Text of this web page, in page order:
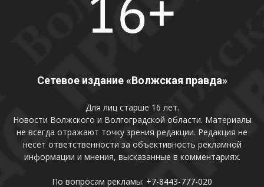
Сетевое издание «Волжская правда»
Для лиц старше 16 лет.
Новости Волжского и Волгоградской области. Материалы
не всегда отражают точку зрения редакции. Редакция не
несет ответственности за объективность рекламной
информации и мнения, высказанные в комментариях.
По вопросам рекламы: +7-8443-777-020